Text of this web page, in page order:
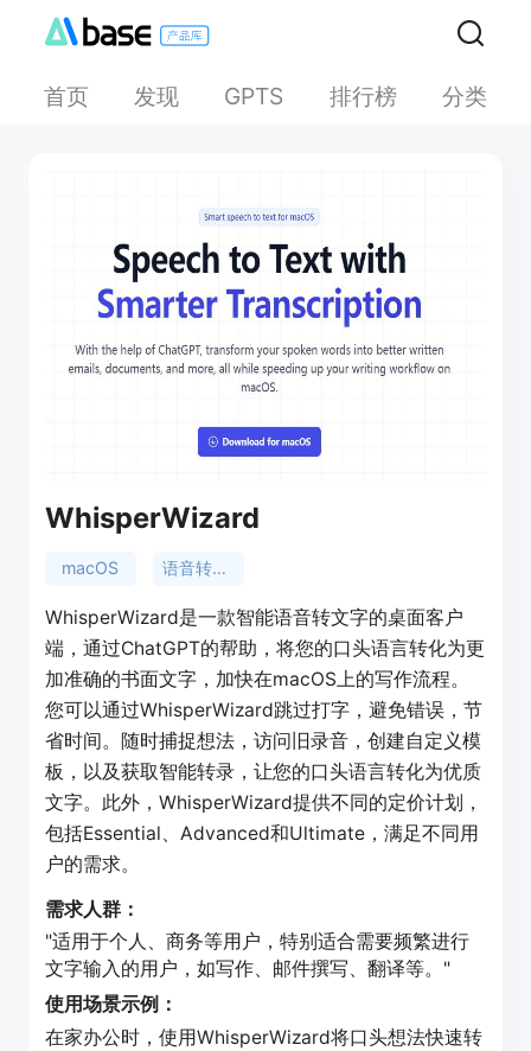
首页 发现 GPTS 排行榜 分类
WhisperWizard
macOS 语音转文字
WhisperWizard是一款智能语音转文字的桌面客户
端，通过ChatGPT的帮助，将您的口头语言转化为更
加准确的书面文字，加快在macOS上的写作流程。
您可以通过WhisperWizard跳过打字，避免错误，节
省时间。随时捕捉想法，访问旧录音，创建自定义模
板，以及获取智能转录，让您的口头语言转化为优质
文字。此外，WhisperWizard提供不同的定价计划，
包括Essential、Advanced和Ultimate，满足不同用
户的需求。
需求人群：
"适用于个人、商务等用户，特别适合需要频繁进行
文字输入的用户，如写作、邮件撰写、翻译等。"
使用场景示例：
在家办公时，使用WhisperWizard将口头想法快速转